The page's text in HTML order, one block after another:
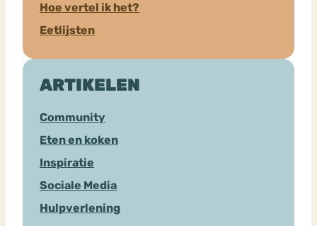
Hoe vertel ik het?
Eetlijsten
ARTIKELEN
Community
Eten en koken
Inspiratie
Sociale Media
Hulpverlening